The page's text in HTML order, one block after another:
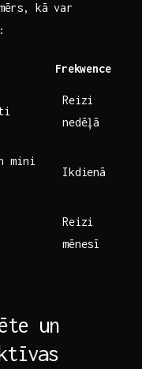
kā var
Frekwence
Reizi
nedēļā
mini
Ikdienā
Reizi
mēnesī
un